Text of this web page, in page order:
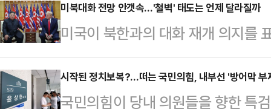
겨둬야 한다고 주장했다. 도널드 트
세를 점검하며 이르면 8월 국방 전
경이 주목된다.콜드웰 전 수석 고
구원과 공동 작성해 미 싱크탱크
미북대화 전망 안갯속…'철벽' 태도는 언제 달라질까
미국이 북한과의 대화 재개 의지를
하면서 온도 차를 보이고 있다.도널
난 1월 20일 북한을 '핵보유국
습을 보였다.그로부터 사흘 뒤 방송
시작된 정치보복?…떠는 국민의힘, 내부선 '방어막 부
국민의힘이 당내 의원들을 향한 특